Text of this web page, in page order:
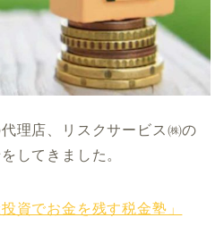
理店、リスクサービス㈱の
してきました。
投資でお金を残す税金塾」